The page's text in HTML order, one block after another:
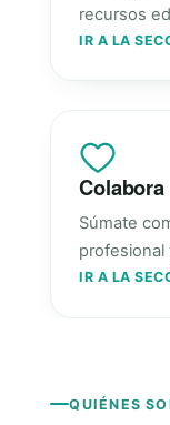
recursos
IR A LA
Colabora
Súmate
profesional
IR A LA
QUIÉNES